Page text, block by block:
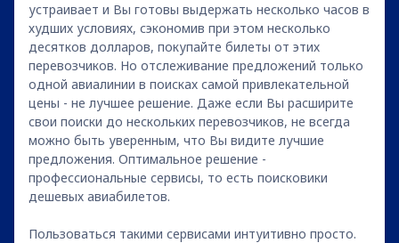
устраивает и Вы готовы выдержать несколько часов в
худших условиях, сэкономив при этом несколько
десятков долларов, покупайте билеты от этих
перевозчиков. Но отслеживание предложений только
одной авиалинии в поисках самой привлекательной
цены - не лучшее решение. Даже если Вы расширите
свои поиски до нескольких перевозчиков, не всегда
можно быть уверенным, что Вы видите лучшие
предложения. Оптимальное решение -
профессиональные сервисы, то есть поисковики
дешевых авиабилетов.
Пользоваться такими сервисами интуитивно просто.